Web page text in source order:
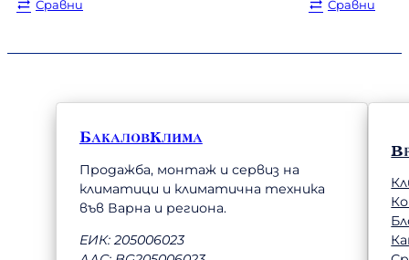
Сравни Сравни
БакаловКлима
Продажба, монтаж и сервиз на
климатици и климатична техника
във Варна и региона.
ЕИК: 205006023